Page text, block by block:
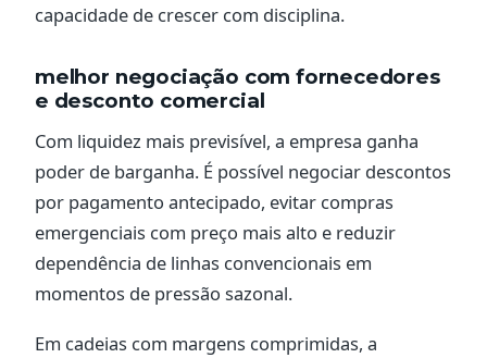
capacidade de crescer com disciplina.
melhor negociação com fornecedores
e desconto comercial
Com liquidez mais previsível, a empresa ganha
poder de barganha. É possível negociar descontos
por pagamento antecipado, evitar compras
emergenciais com preço mais alto e reduzir
dependência de linhas convencionais em
momentos de pressão sazonal.
Em cadeias com margens comprimidas, a